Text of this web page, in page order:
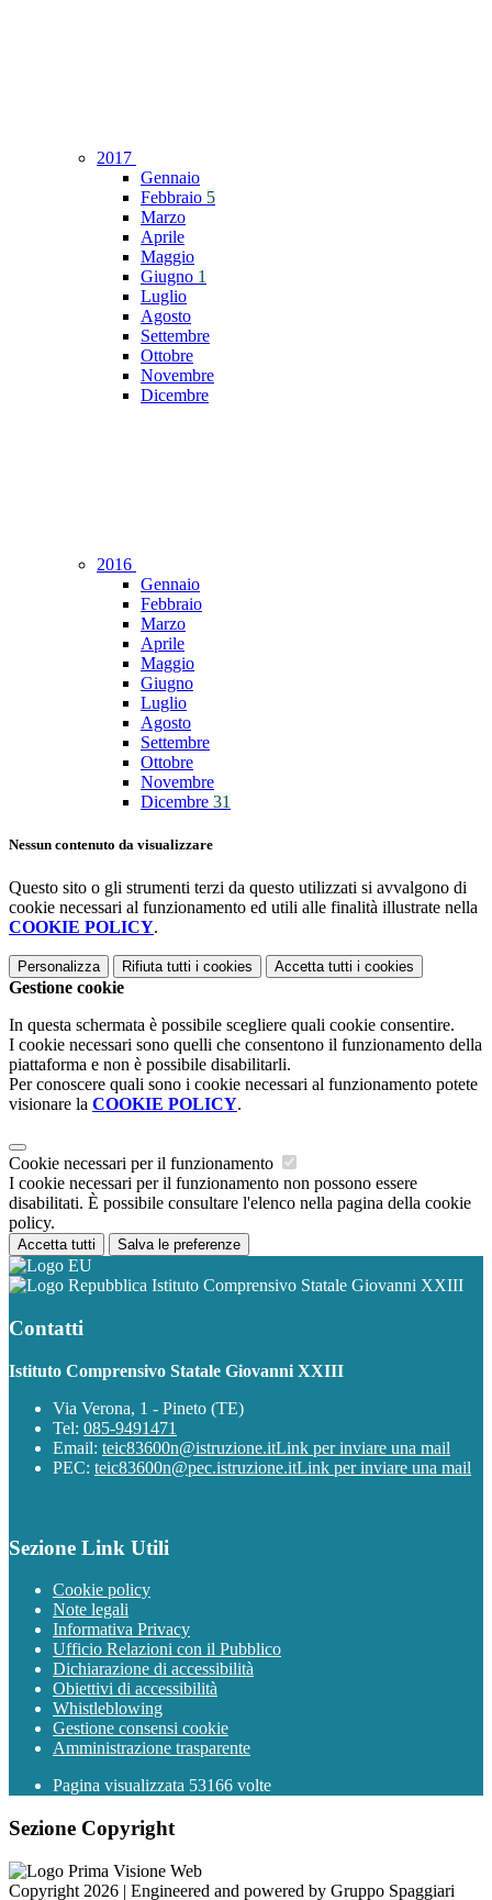
2017
Gennaio
Febbraio 5
Marzo
Aprile
Maggio
Giugno 1
Luglio
Agosto
Settembre
Ottobre
Novembre
Dicembre
2016
Gennaio
Febbraio
Marzo
Aprile
Maggio
Giugno
Luglio
Agosto
Settembre
Ottobre
Novembre
Dicembre 31
Nessun contenuto da visualizzare
Questo sito o gli strumenti terzi da questo utilizzati si avvalgono di
cookie necessari al funzionamento ed utili alle finalità illustrate nella
COOKIE POLICY.
Personalizza Rifiuta tutti i cookies Accetta tutti i cookies
Gestione cookie
In questa schermata è possibile scegliere quali cookie consentire.
I cookie necessari sono quelli che consentono il funzionamento della
piattaforma e non è possibile disabilitarli.
Per conoscere quali sono i cookie necessari al funzionamento potete
visionare la COOKIE POLICY.
Cookie necessari per il funzionamento
I cookie necessari per il funzionamento non possono essere
disabilitati. È possibile consultare l'elenco nella pagina della cookie
policy.
Accetta tutti Salva le preferenze
Istituto Comprensivo Statale Giovanni XXIII
Contatti
Istituto Comprensivo Statale Giovanni XXIII
Via Verona, 1 - Pineto (TE)
Tel: 085-9491471
Email: teic83600n@istruzione.itLink per inviare una mail
PEC: teic83600n@pec.istruzione.itLink per inviare una mail
Sezione Link Utili
Cookie policy
Note legali
Informativa Privacy
Ufficio Relazioni con il Pubblico
Dichiarazione di accessibilità
Obiettivi di accessibilità
Whistleblowing
Gestione consensi cookie
Amministrazione trasparente
Pagina visualizzata 53166 volte
Sezione Copyright
Copyright 2026 | Engineered and powered by Gruppo Spaggiari